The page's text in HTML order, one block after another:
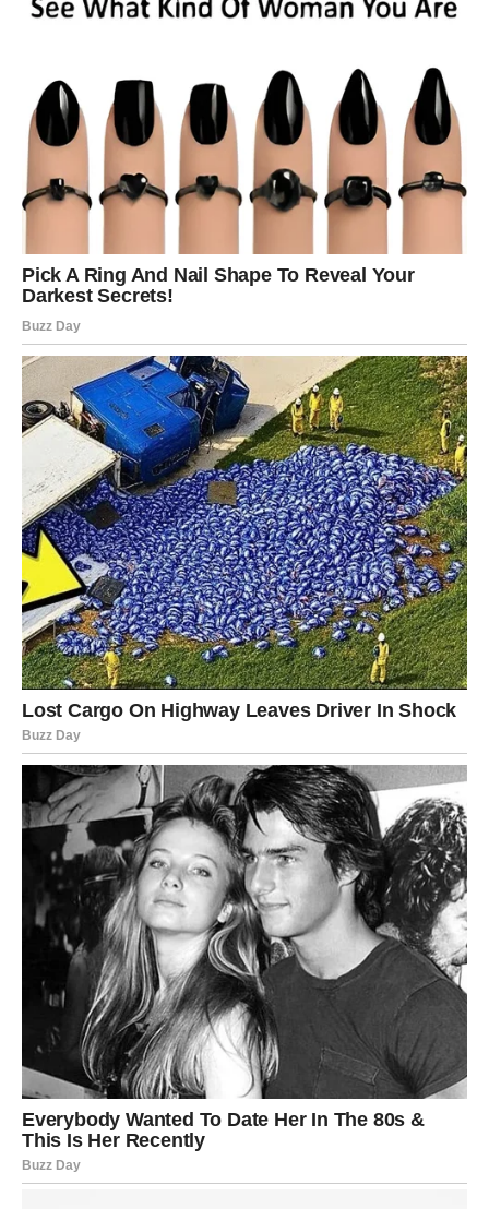
Vaše srce konačno ostavlja iza sebe stare rane. Ljubavni
koliko mu je stalo do vas. Slobodne Škorpije mogle bi
započeti vezu koja će se razvijati prirodno i donijeti
osjećaj sigurnosti koji dugo nisu imale.
Strijelac
Pred vama su sedmice pune lijepih emocija. Ako ste
slobodni, moguće je poznanstvo koje će vam vratiti vjeru
zajedno praviti planove za budućnost. Zvijezde vam
donose mnogo razloga za sreću.
Jarac
Ljubavni život donosi stabilnost i osjećaj da ste konačno
pronašli osobu koja vas razumije. Slobodni Jarčevi mogli
bi upoznati nekoga s kim će odmah uspostaviti snažnu
emotivnu povezanost. Zauzeti će riješiti sve
nesporazume i još više učvrstiti svoju vezu.
Vodolija
Vi ste među znakovima kojima sudbina priprema poseban
ljubavni preokret. Slobodne Vodolije imaju velike izglede
da upoznaju osobu koja će unijeti potpuno novu radost u
njihov život. Oni koji su već u vezi uživat će u mnogo više
nježnosti, pažnje i zajedničkih trenutaka.
Ribe
Do kraja jula emocije će biti snažnije nego ikada.
Slobodne Ribe mogle bi upoznati osobu koja će ih osvojiti
toplinom, iskrenošću i razumijevanjem. Zauzeti će osjetiti
kako njihov odnos postaje još skladniji, a zajednički
planovi donijet će im dodatnu sreću.